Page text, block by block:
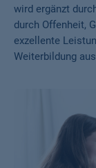
wird ergänzt
durch Offenheit,
exzellente
Weiterbildung